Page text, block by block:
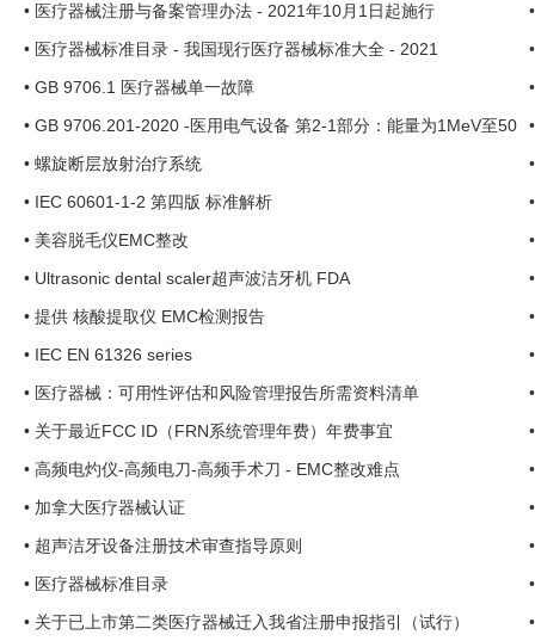
• 医疗器械注册与备案管理办法 - 2021年10月1日起施行
• 医疗器械标准目录 - 我国现行医疗器械标准大全 - 2021
• GB 9706.1 医疗器械单一故障
• GB 9706.201-2020 -医用电气设备 第2-1部分：能量为1MeV至50
MeV电...
• 螺旋断层放射治疗系统
• IEC 60601-1-2 第四版 标准解析
• 美容脱毛仪EMC整改
• Ultrasonic dental scaler超声波洁牙机 FDA
• 提供 核酸提取仪 EMC检测报告
• IEC EN 61326 series
• 医疗器械：可用性评估和风险管理报告所需资料清单
• 关于最近FCC ID（FRN系统管理年费）年费事宜
• 高频电灼仪-高频电刀-高频手术刀 - EMC整改难点
• 加拿大医疗器械认证
• 超声洁牙设备注册技术审查指导原则
• 医疗器械标准目录
• 关于已上市第二类医疗器械迁入我省注册申报指引（试行）